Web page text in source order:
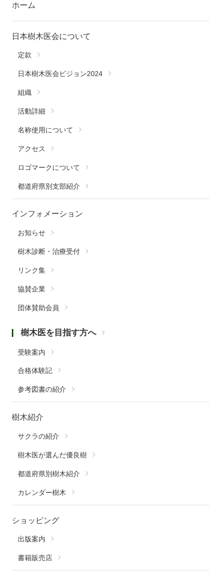
ホーム
日本樹木医会について
定款
日本樹木医会ビジョン2024
組織
活動詳細
名称使用について
アクセス
ロゴマークについて
都道府県別支部紹介
インフォメーション
お知らせ
樹木診断・治療受付
リンク集
協賛企業
団体賛助会員
樹木医を目指す方へ
受験案内
合格体験記
参考図書の紹介
樹木紹介
サクラの紹介
樹木医が選んだ優良樹
都道府県別樹木紹介
カレンダー樹木
ショッピング
出版案内
書籍販売店